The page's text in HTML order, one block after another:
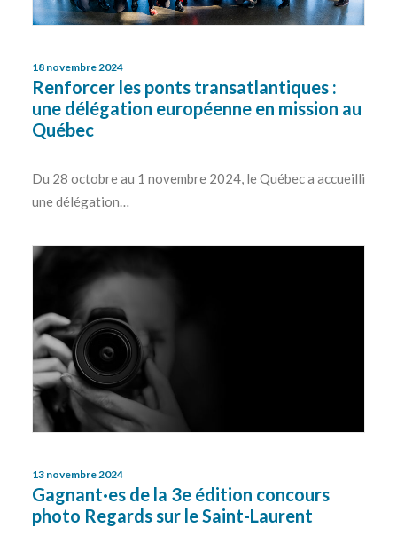
18 novembre 2024
Renforcer les ponts transatlantiques :
une délégation européenne en mission au
Québec
Du 28 octobre au 1 novembre 2024, le Québec a accueilli
une délégation…
13 novembre 2024
Gagnant·es de la 3e édition concours
photo Regards sur le Saint-Laurent